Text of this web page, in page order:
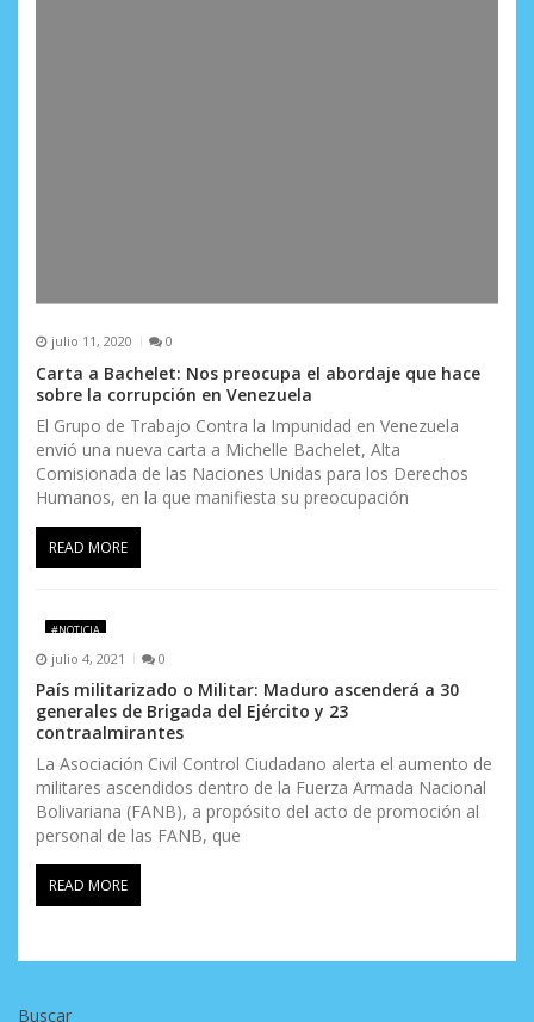
julio 11, 2020 0
Carta a Bachelet: Nos preocupa el abordaje que hace
sobre la corrupción en Venezuela
El Grupo de Trabajo Contra la Impunidad en Venezuela
envió una nueva carta a Michelle Bachelet, Alta
Comisionada de las Naciones Unidas para los Derechos
Humanos, en la que manifiesta su preocupación
READ MORE
#NOTICIA
julio 4, 2021 0
País militarizado o Militar: Maduro ascenderá a 30
generales de Brigada del Ejército y 23
contraalmirantes
La Asociación Civil Control Ciudadano alerta el aumento de
militares ascendidos dentro de la Fuerza Armada Nacional
Bolivariana (FANB), a propósito del acto de promoción al
personal de las FANB, que
READ MORE
Buscar